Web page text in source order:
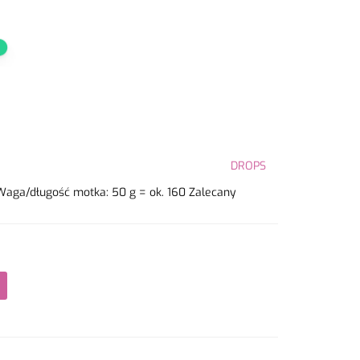
DROPS
długość motka: 50 g = ok. 160 Zalecany